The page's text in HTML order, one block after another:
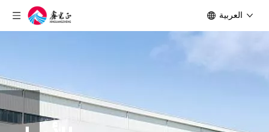
العربية